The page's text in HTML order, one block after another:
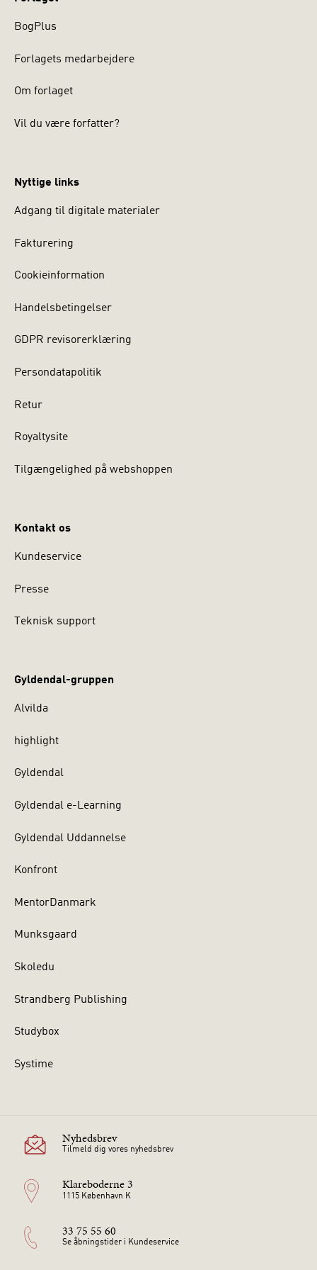
BogPlus
Forlagets medarbejdere
Om forlaget
Vil du være forfatter?
Nyttige links
Adgang til digitale materialer
Fakturering
Cookieinformation
Handelsbetingelser
GDPR revisorerklæring
Persondatapolitik
Retur
Royaltysite
Tilgængelighed på webshoppen
Kontakt os
Kundeservice
Presse
Teknisk support
Gyldendal-gruppen
Alvilda
highlight
Gyldendal
Gyldendal e-Learning
Gyldendal Uddannelse
Konfront
MentorDanmark
Munksgaard
Skoledu
Strandberg Publishing
Studybox
Systime
Nyhedsbrev
Tilmeld dig vores nyhedsbrev
Klareboderne 3
1115 København K
33 75 55 60
Se åbningstider i Kundeservice